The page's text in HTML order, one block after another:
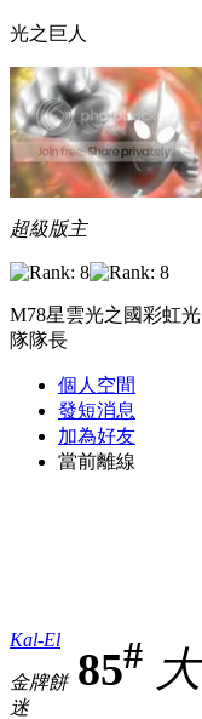
光之巨人
超級版主
M78星雲光之國彩虹光
隊隊長
個人空間
發短消息
加為好友
當前離線
Kal-El
金牌餅
迷
85# 大